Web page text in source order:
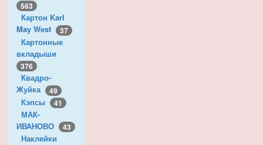
563
Картон Karl
May West
37
Картонные
вкладыши
376
Квадро-
Жуйка
49
Кэпсы 41
МАК-
ИВАНОВО
43
Наклейки